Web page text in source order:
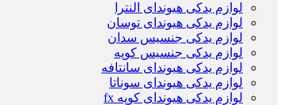
لوازم یدکی هیوندای النترا
لوازم یدکی هیوندای توسان
لوازم یدکی جنسیس سدان
لوازم یدکی جنسیس کوپه
لوازم یدکی هیوندای سانتافه
لوازم یدکی هیوندای سوناتا
لوازم یدکی هیوندای کوپه fx